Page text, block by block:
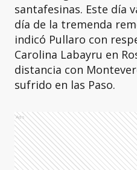
santafesinas. Este día
día de la tremenda
indicó Pullaro con
Carolina Labayru en
distancia con
sufrido en las Paso.
Ads